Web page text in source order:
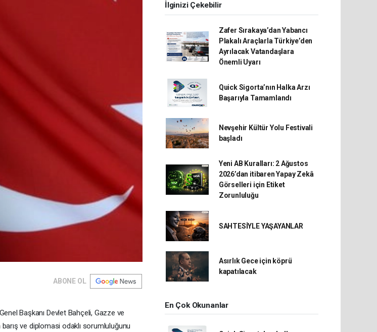
ABONE OL
Başkanı Devlet Bahçeli, Gazze ve
ve diplomasi odaklı sorumluluğunu
İlginizi Çekebilir
Zafer Sırakaya’dan Yabancı
Plakalı Araçlarla Türkiye’den
Ayrılacak Vatandaşlara
Önemli Uyarı
Quick Sigorta’nın Halka Arzı
Başarıyla Tamamlandı
Nevşehir Kültür Yolu Festivali
başladı
Yeni AB Kuralları: 2 Ağustos
2026’dan itibaren Yapay Zekâ
Görselleri için Etiket
Zorunluluğu
SAHTESİYLE YAŞAYANLAR
Asırlık Gece için köprü
kapatılacak
En Çok Okunanlar